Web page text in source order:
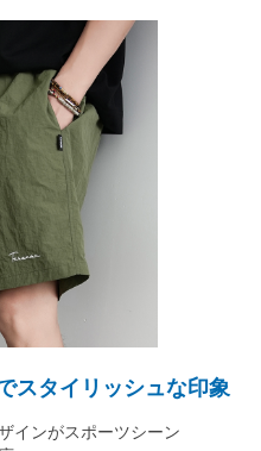
スタイリッシュな印象
インがスポーツシーン